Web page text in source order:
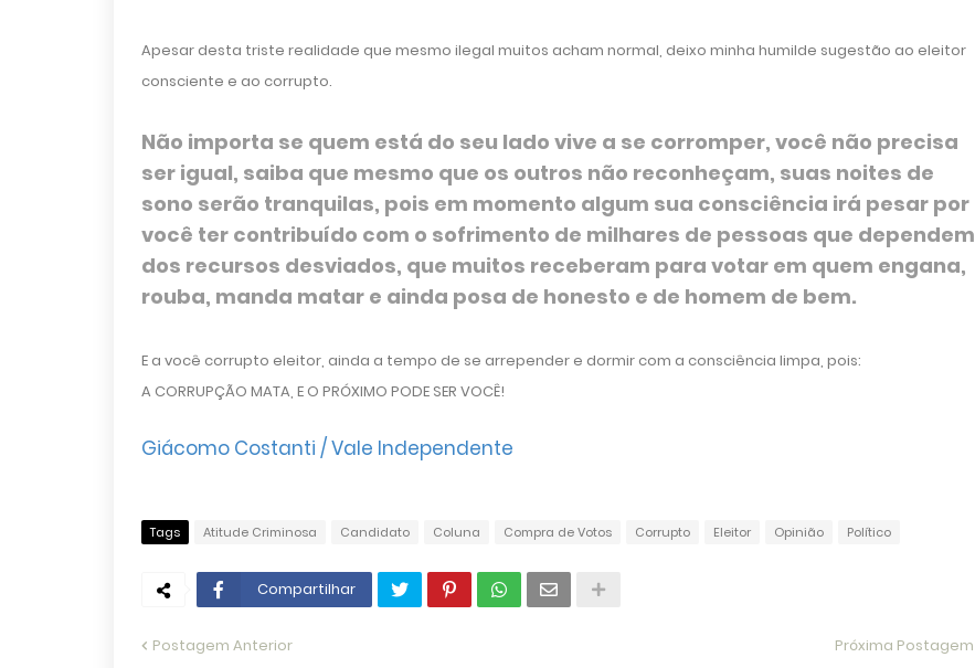
Apesar desta triste realidade que mesmo ilegal muitos acham normal, deixo minha humilde sugestão ao eleitor
consciente e ao corrupto.
Não importa se quem está do seu lado vive a se corromper, você não precisa
ser igual, saiba que mesmo que os outros não reconheçam, suas noites de
sono serão tranquilas, pois em momento algum sua consciência irá pesar por
você ter contribuído com o sofrimento de milhares de pessoas que dependem
dos recursos desviados, que muitos receberam para votar em quem engana,
rouba, manda matar e ainda posa de honesto e de homem de bem.
E a você corrupto eleitor, ainda a tempo de se arrepender e dormir com a consciência limpa, pois:
A CORRUPÇÃO MATA, E O PRÓXIMO PODE SER VOCÊ!
Giácomo Costanti / Vale Independente
Tags Atitude Criminosa Candidato Coluna Compra de Votos Corrupto Eleitor Opinião Político
Compartilhar
Postagem Anterior Próxima Postagem